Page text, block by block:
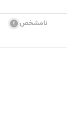
نامشخص